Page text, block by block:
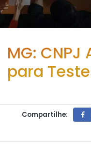
MG:
para
Compartilhe: